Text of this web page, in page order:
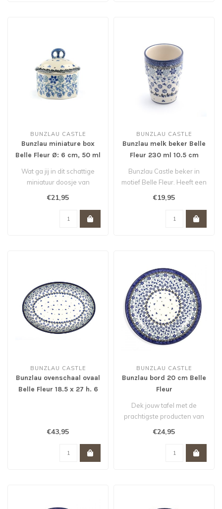
BUNZLAU CASTLE
Bunzlau miniature box
Belle Fleur Ø: 6 cm, 50 ml
Wat ga jij in dit schattige
miniatuur doosje van
Bunzlau doen? Een paar
€21,95
BUNZLAU CASTLE
Bunzlau melk beker Belle
Fleur 230 ml 10.5 cm
Bunzlau Castle beker in
motief Belle Fleur. Heeft een
inhoud van 230 ml en is id..
€19,95
BUNZLAU CASTLE
Bunzlau ovenschaal ovaal
Belle Fleur 18.5 x 27 h. 6
€43,95
BUNZLAU CASTLE
Bunzlau bord 20 cm Belle
Fleur
Dek jouw tafel met de
prachtigste producten van
€24,95